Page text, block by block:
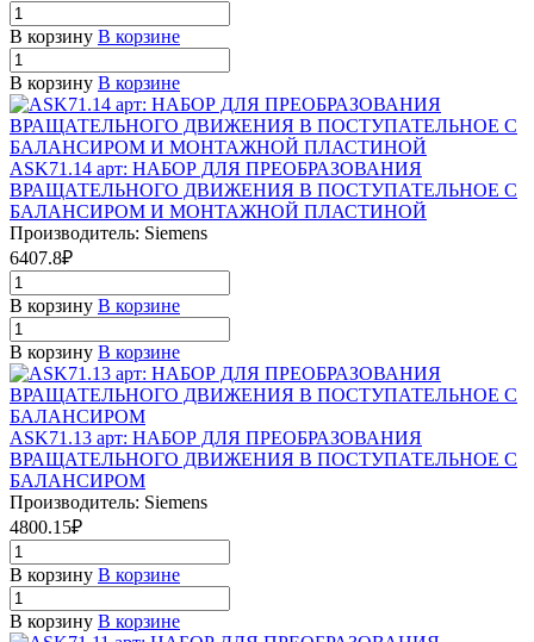
В корзину В корзине
В корзину В корзине
ASK71.14 арт: НАБОР ДЛЯ ПРЕОБРАЗОВАНИЯ
ВРАЩАТЕЛЬНОГО ДВИЖЕНИЯ В ПОСТУПАТЕЛЬНОЕ С
БАЛАНСИРОМ И МОНТАЖНОЙ ПЛАСТИНОЙ
Производитель: Siemens
6407.8₽
В корзину В корзине
В корзину В корзине
ASK71.13 арт: НАБОР ДЛЯ ПРЕОБРАЗОВАНИЯ
ВРАЩАТЕЛЬНОГО ДВИЖЕНИЯ В ПОСТУПАТЕЛЬНОЕ С
БАЛАНСИРОМ
Производитель: Siemens
4800.15₽
В корзину В корзине
В корзину В корзине